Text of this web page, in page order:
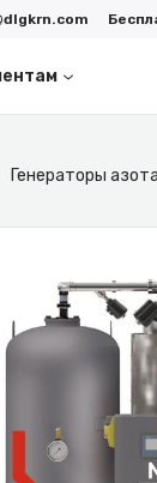
Генераторы азота